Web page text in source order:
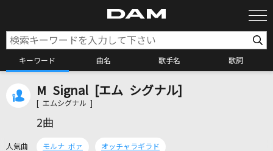
キーワード 曲名 歌手名 歌詞
カラオケ検索
M Signal [エム シグナル]
[ エムシグナル ]
2曲
人気曲 モルナ ボァ オッチャラギラド